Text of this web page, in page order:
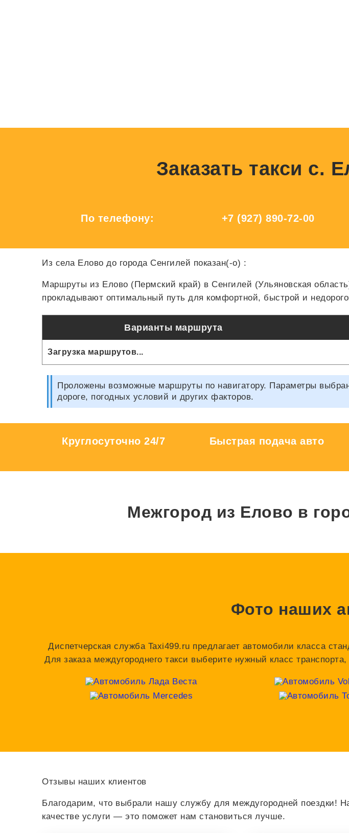
Заказать такси с.
По телефону: +7 (927) 890-72-00
Из села Елово до города Сенгилей показан(-о) :
Маршруты из Елово (Пермский край) в Сенгилей (Ульяновская
прокладывают оптимальный путь для комфортной, быстрой и
Варианты маршрута
Загрузка маршрутов...
Проложены возможные маршруты по навигатору. Параметры
дороге, погодных условий и других факторов.
Круглосуточно 24/7 Быстрая подача авто
Межгород из Елово в
Фото наших
Диспетчерская служба Taxi499.ru предлагает автомобили класса
Для заказа междугороднего такси выберите нужный класс
Отзывы наших клиентов
Благодарим, что выбрали нашу службу для междугородней поездки!
качестве услуги — это поможет нам становиться лучше.